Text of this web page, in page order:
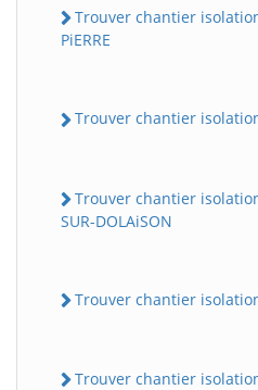
Trouver chantier
PiERRE
Trouver chantier isolation
Trouver chantier isolation
SUR-DOLAiSON
Trouver chantier
Trouver chantier